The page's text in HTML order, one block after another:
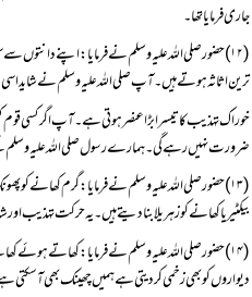
جاری فرمایاتھا۔
ترین اثاثہ ہوتے ہیں۔ آپ صلی اللہ علیہ وسلم نے شاید
ضرورت نہیں رہے گی۔ ہمارے رسول صلی اللہ علیہ وسلم
بیکٹیریا کھانے کو زہریلا بنا دیتے ہیں۔یہ حرکت تہذیب
دیواروں کو بھی زخمی کر دیتی ہے ہمیں چھینک بھی آ